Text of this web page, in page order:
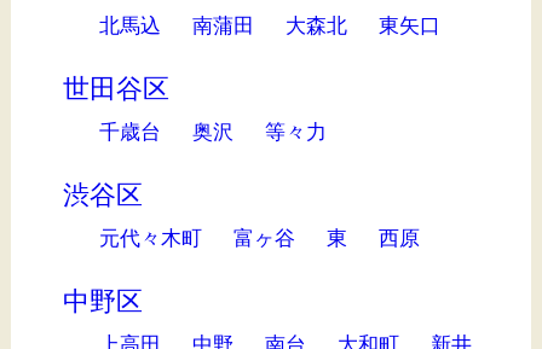
北馬込 南蒲田 大森北 東矢口
世田谷区
千歳台 奥沢 等々力
渋谷区
元代々木町 富ヶ谷 東 西原
中野区